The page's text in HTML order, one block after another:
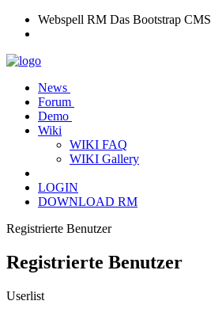
Webspell RM Das Bootstrap CMS
News
Forum
Demo
Wiki
WIKI FAQ
WIKI Gallery
LOGIN
DOWNLOAD RM
Registrierte Benutzer
Registrierte Benutzer
Userlist